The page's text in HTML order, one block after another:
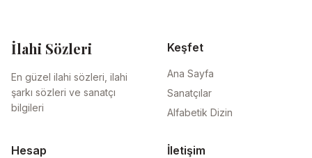
İlahi Sözleri
En güzel ilahi sözleri, ilahi
şarkı sözleri ve sanatçı
bilgileri
Keşfet
Ana Sayfa
Sanatçılar
Alfabetik Dizin
Hesap İletişim